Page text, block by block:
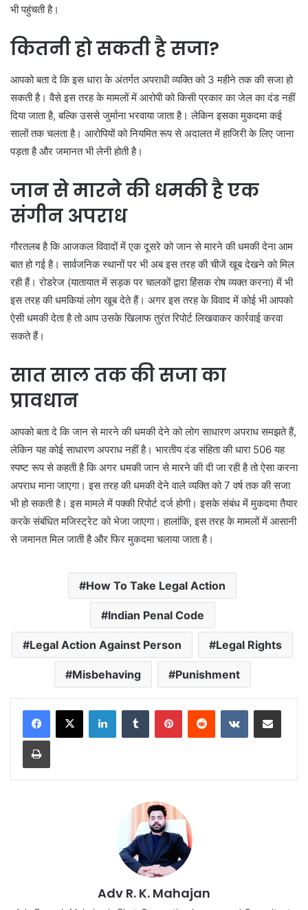
भी पहुंचती है।
कितनी हो सकती है सजा?
आपको बता दे कि इस धारा के अंतर्गत अपराधी व्यक्ति को 3 महीने तक की सजा हो
सकती है। वैसे इस तरह के मामलों में आरोपी को किसी प्रकार का जेल का दंड नहीं
दिया जाता है, बल्कि उससे जुर्माना भरवाया जाता है। लेकिन इसका मुकदमा कई
सालों तक चलता है। आरोपियों को नियमित रूप से अदालत में हाजिरी के लिए जाना
पड़ता है और जमानत भी लेनी होती है।
जान से मारने की धमकी है एक
संगीन अपराध
गौरतलब है कि आजकल विवादों में एक दूसरे को जान से मारने की धमकी देना आम
बात हो गई है। सार्वजनिक स्थानों पर भी अब इस तरह की चीजें खूब देखने को मिल
रही हैं। रोडरेज (यातायात में सड़क पर चालकों द्वारा हिंसक रोष व्यक्त करना) में भी
इस तरह की धमकियां लोग खूब देते हैं। अगर इस तरह के विवाद में कोई भी आपको
ऐसी धमकी देता है तो आप उसके खिलाफ तुरंत रिपोर्ट लिखवाकर कार्रवाई करवा
सकते हैं।
सात साल तक की सजा का
प्रावधान
आपको बता दे कि जान से मारने की धमकी देने को लोग साधारण अपराध समझते हैं,
लेकिन यह कोई साधारण अपराध नहीं है। भारतीय दंड संहिता की धारा 506 यह
स्पष्ट रूप से कहती है कि अगर धमकी जान से मारने की दी जा रही है तो ऐसा करना
अपराध माना जाएगा। इस तरह की धमकी देने वाले व्यक्ति को 7 वर्ष तक की सजा
भी हो सकती है। इस मामले में पक्की रिपोर्ट दर्ज होगी। इसके संबंध में मुकदमा तैयार
करके संबंधित मजिस्ट्रेट को भेजा जाएगा। हालांकि, इस तरह के मामलों में आसानी
से जमानत मिल जाती है और फिर मुकदमा चलाया जाता है।
How To Take Legal Action
Indian Penal Code
Legal Action Against Person Legal Rights
Misbehaving Punishment
LinkedInTumblr PinterestReddit VKontakteShare via Email
Print
Adv R. K. Mahajan